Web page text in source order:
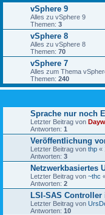
vSphere 9
Alles zu vSphere 9
Themen: 3
vSphere 8
Alles zu vSphere 8
Themen: 70
vSphere 7
Alles zum Thema
Themen: 240
Sprache nur noch
Letzter Beitrag von
Antworten: 1
Veröffentlichung
Letzter Beitrag von thp «
Antworten: 3
Netzwerkbasiertes
Letzter Beitrag von ~thc
Antworten: 2
LSI-SAS
Letzter Beitrag von
Antworten: 10